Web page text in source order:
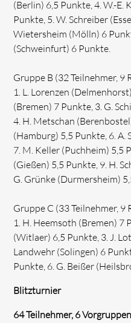
(Berlin) 6,5 Punkte, 4. W.-
Punkte, 5. W. Schreiber
Wietersheim (Mölln) 6
(Schweinfurt) 6 Punkte.
Gruppe B (32 Teilnehmer, 9
1. L. Lorenzen
(Bremen) 7 Punkte, 3. G.
4. H. Metschan
(Hamburg) 5,5 Punkte, 6. A.
7. M. Keller (Puchheim) 5,5
(Gießen) 5,5 Punkte, 9. H.
G. Grünke (Durmersheim)
Gruppe C (33 Teilnehmer, 9
1. H. Heemsoth (Bremen) 7
(Witlaer) 6,5 Punkte, 3. J.
Landwehr (Solingen) 6
Punkte, 6. G. Beißer
Blitzturnier
64 Teilnehmer, 6